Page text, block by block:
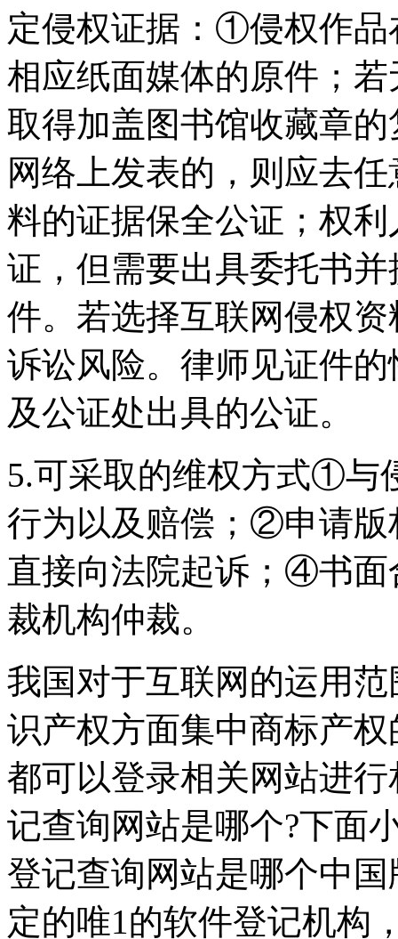
定侵权证据：①侵权作品
相应纸面媒体的原件；
取得加盖图书馆收藏章
网络上发表的，则应去
料的证据保全公证；权
证，但需要出具委托书
件。若选择互联网侵权
诉讼风险。律师见证件
及公证处出具的公证。
5.可采取的维权方式①与
行为以及赔偿；②申请
直接向法院起诉；④书面
裁机构仲裁。
我国对于互联网的运用
识产权方面集中商标产
都可以登录相关网站进
记查询网站是哪个?下面
登记查询网站是哪个中
定的唯1的软件登记机构